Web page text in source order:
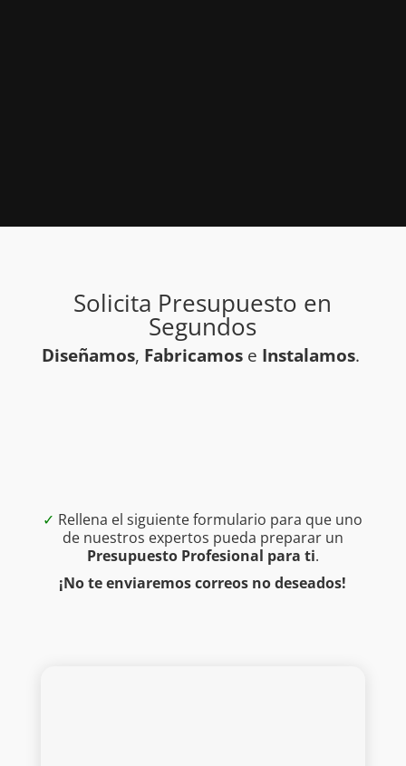
Solicita Presupuesto en
Segundos
Diseñamos, Fabricamos e Instalamos.
✓ Rellena el siguiente formulario para que uno
de nuestros expertos pueda preparar un
Presupuesto Profesional para ti.
¡No te enviaremos correos no deseados!